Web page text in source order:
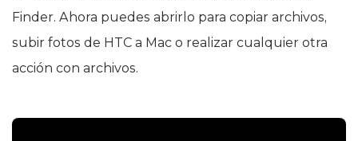
Finder. Ahora puedes abrirlo para copiar archivos,
subir fotos de HTC a Mac o realizar cualquier otra
acción con archivos.